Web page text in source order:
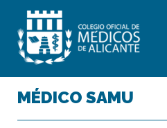
MÉDICO SAMU